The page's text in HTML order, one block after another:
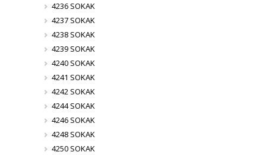
4236 SOKAK
4237 SOKAK
4238 SOKAK
4239 SOKAK
4240 SOKAK
4241 SOKAK
4242 SOKAK
4244 SOKAK
4246 SOKAK
4248 SOKAK
4250 SOKAK